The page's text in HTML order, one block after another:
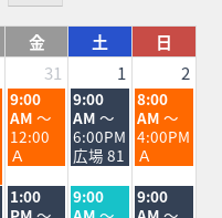
金 土
日
31 1 2
金
曜
日,
7
月
31st
2026
9:00
AM ～
12:00
Ａ
土
曜
日,
8
月
1st
2026
9:00
AM ～
6:00PM
広場 81
日
曜
日,
8
月
2nd
2026
8:00
AM ～
4:00PM
Ａ
金
曜
1:00
土
曜
9:00
日
曜
9:00